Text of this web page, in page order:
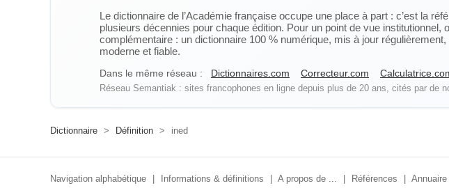
Le dictionnaire de l’Académie française occupe une place à part : c’est la
plusieurs décennies pour chaque édition. Pour un point de vue institutionnel,
complémentaire : un dictionnaire 100 % numérique, mis à jour
moderne et fiable.
Dans le même réseau : Dictionnaires.com Correcteur.com
Réseau Semantiak : sites francophones en ligne depuis plus de 20 ans, cités par de
Dictionnaire > Définition > ined
Navigation alphabétique Informations & définitions A propos de ... Références